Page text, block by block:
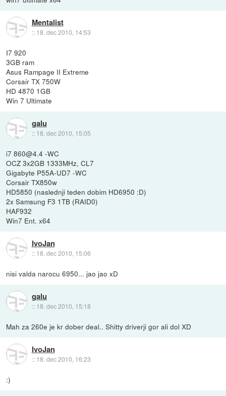
Mentalist
:: 18. dec 2010, 14:53
I7 920
3GB ram
Asus Rampage II Extreme
Corsair TX 750W
HD 4870 1GB
Win 7 Ultimate
galu
:: 18. dec 2010, 15:05
i7 860@4.4 -WC
OCZ 3x2GB 1333MHz, CL7
Gigabyte P55A-UD7 -WC
Corsair TX850w
HD5850 (naslednji teden dobim HD6950 :D)
2x Samsung F3 1TB (RAID0)
HAF932
Win7 Ent. x64
IvoJan
:: 18. dec 2010, 15:06
nisi valda narocu 6950... jao jao xD
galu
:: 18. dec 2010, 15:18
Mah za 260e je kr dober deal.. Shitty driverji gor ali dol XD
IvoJan
:: 18. dec 2010, 16:23
:)